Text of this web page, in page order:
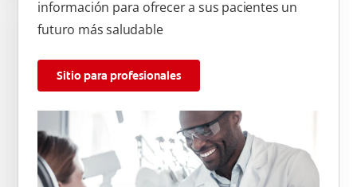
información para ofrecer a sus pacientes un
futuro más saludable
Sitio para profesionales